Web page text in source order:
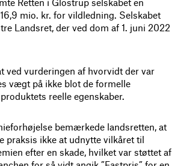
Retten i Glostrup selskabet en
mio. kr. for vildledning. Selskabet
Landsret, der ved dom af 1. juni 2022
ved vurderingen af hvorvidt der var
vægt på ikke blot de formelle
reelle egenskaber.
bemærkede landsretten, at
praksis ikke at udnytte vilkåret til
efter en skade, hvilket var støttet af